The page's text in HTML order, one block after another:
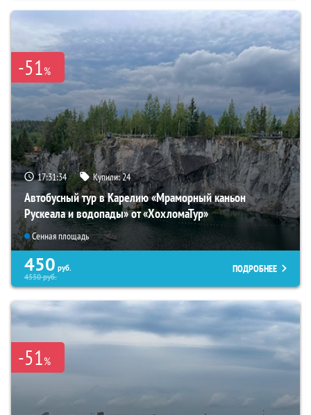
-51%
17:31:33 Купили:24
Автобусный тур в Карелию «Мраморный каньон
Рускеала и водопады» от «ХохломаТур»
Сенная площадь
450 руб.
4550руб.
ПОДРОБНЕЕ
-51%